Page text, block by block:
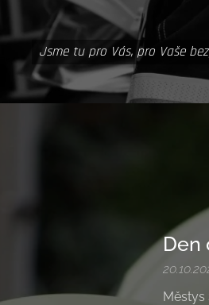
Jsme tu pro Vás, pro Vaše
Den
Městys